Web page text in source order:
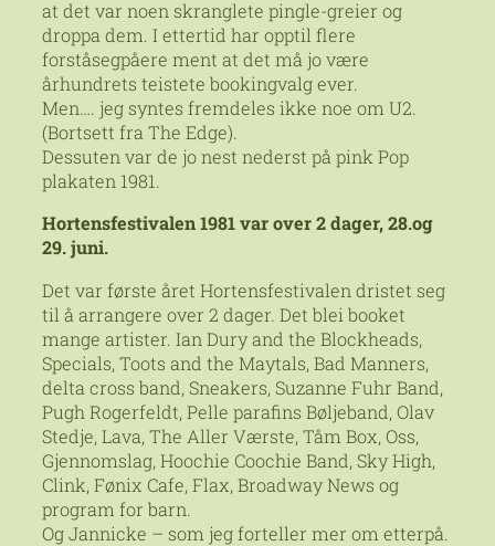
at det var noen skranglete pingle-greier og
droppa dem. I ettertid har opptil flere
forståsegpåere ment at det må jo være
århundrets teistete bookingvalg ever.
Men…. jeg syntes fremdeles ikke noe om U2.
(Bortsett fra The Edge).
Dessuten var de jo nest nederst på pink Pop
plakaten 1981.
Hortensfestivalen 1981 var over 2 dager, 28.og
29. juni.
Det var første året Hortensfestivalen dristet seg
til å arrangere over 2 dager. Det blei booket
mange artister. Ian Dury and the Blockheads,
Specials, Toots and the Maytals, Bad Manners,
delta cross band, Sneakers, Suzanne Fuhr Band,
Pugh Rogerfeldt, Pelle parafins Bøljeband, Olav
Stedje, Lava, The Aller Værste, Tåm Box, Oss,
Gjennomslag, Hoochie Coochie Band, Sky High,
Clink, Fønix Cafe, Flax, Broadway News og
program for barn.
Og Jannicke – som jeg forteller mer om etterpå.